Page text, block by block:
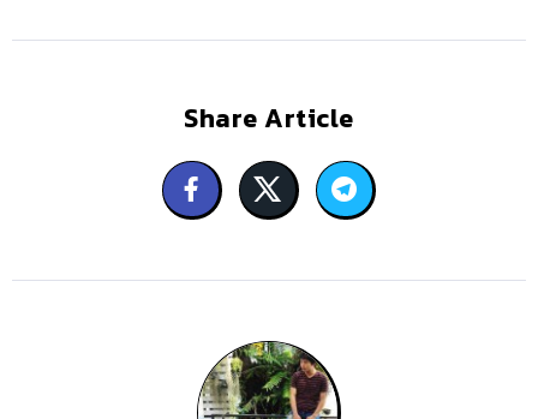
Share Article